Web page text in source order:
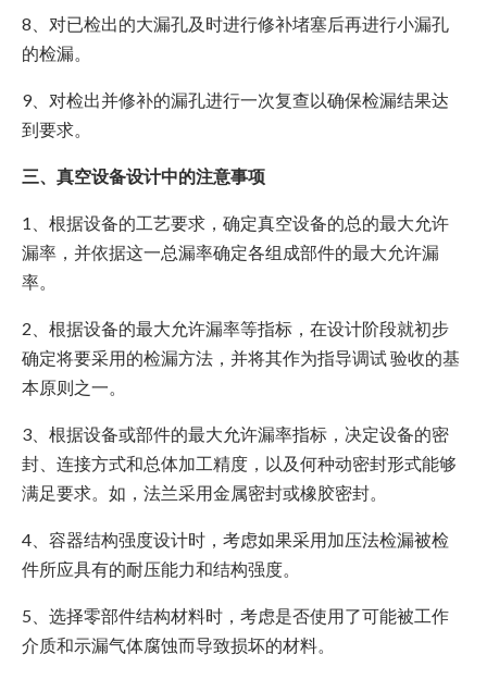
8、对已检出的大漏孔及时进行修补堵塞后再进行小漏孔
的检漏。
9、对检出并修补的漏孔进行一次复查以确保检漏结果达
到要求。
三、真空设备设计中的注意事项
1、根据设备的工艺要求，确定真空设备的总的最大允许
漏率，并依据这一总漏率确定各组成部件的最大允许漏
率。
2、根据设备的最大允许漏率等指标，在设计阶段就初步
确定将要采用的检漏方法，并将其作为指导调试 验收的基
本原则之一。
3、根据设备或部件的最大允许漏率指标，决定设备的密
封、连接方式和总体加工精度，以及何种动密封形式能够
满足要求。如，法兰采用金属密封或橡胶密封。
4、容器结构强度设计时，考虑如果采用加压法检漏被检
件所应具有的耐压能力和结构强度。
5、选择零部件结构材料时，考虑是否使用了可能被工作
介质和示漏气体腐蚀而导致损坏的材料。